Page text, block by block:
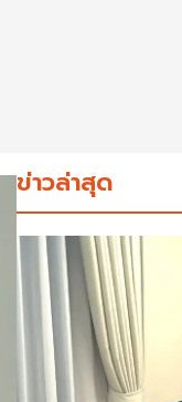
ข่าวล่าสุด